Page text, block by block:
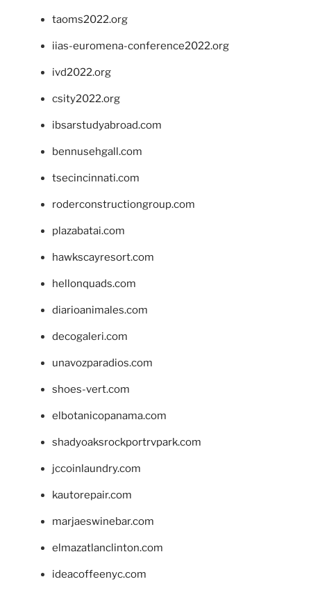
taoms2022.org
iias-euromena-conference2022.org
ivd2022.org
csity2022.org
ibsarstudyabroad.com
bennusehgall.com
tsecincinnati.com
roderconstructiongroup.com
plazabatai.com
hawkscayresort.com
hellonquads.com
diarioanimales.com
decogaleri.com
unavozparadios.com
shoes-vert.com
elbotanicopanama.com
shadyoaksrockportrvpark.com
jccoinlaundry.com
kautorepair.com
marjaeswinebar.com
elmazatlanclinton.com
ideacoffeenyc.com